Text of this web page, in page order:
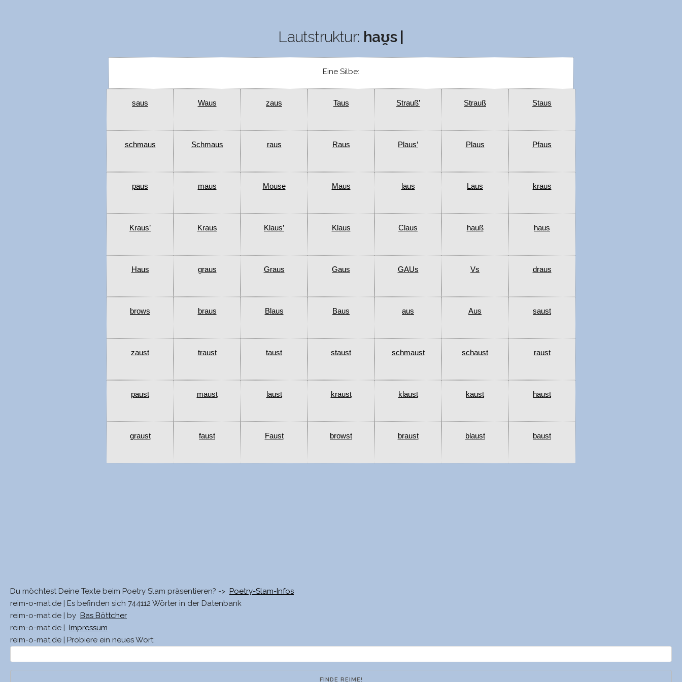
Lautstruktur: haʊ̯s |
Eine Silbe:
saus Waus zaus Taus Strauß’ Strauß Staus
schmaus Schmaus raus Raus Plaus’ Plaus Pfaus
paus maus Mouse Maus laus Laus kraus
Kraus’ Kraus Klaus’ Klaus Claus hauß haus
Haus graus Graus Gaus GAUs Vs draus
brows braus Blaus Baus aus Aus saust
zaust traust taust staust schmaust schaust raust
paust maust laust kraust klaust kaust haust
graust faust Faust browst braust blaust baust
Du möchtest Deine Texte beim Poetry Slam präsentieren? -> Poetry-Slam-Infos
reim-o-mat.de | Es befinden sich 744112 Wörter in der Datenbank
reim-o-mat.de | by Bas Böttcher
reim-o-mat.de |
Impressum
reim-o-mat.de | Probiere ein neues Wort: